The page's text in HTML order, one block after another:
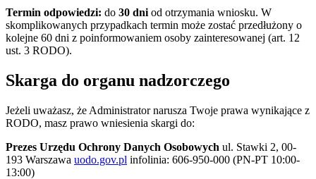
Termin odpowiedzi: do 30 dni od otrzymania wniosku. W
skomplikowanych przypadkach termin może zostać przedłużony o
kolejne 60 dni z poinformowaniem osoby zainteresowanej (art. 12
ust. 3 RODO).
Skarga do organu nadzorczego
Jeżeli uważasz, że Administrator narusza Twoje prawa wynikające z
RODO, masz prawo wniesienia skargi do:
Prezes Urzędu Ochrony Danych Osobowych ul. Stawki 2, 00-
193 Warszawa uodo.gov.pl infolinia: 606-950-000 (PN-PT 10:00-
13:00)